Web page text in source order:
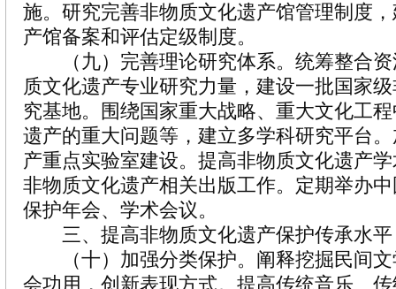
施。研究完善非物质文化遗产馆管理制度
产馆备案和评估定级制度。
（九）完善理论研究体系。统筹整合资
质文化遗产专业研究力量，建设一批国家
究基地。围绕国家重大战略、重大文化工
遗产的重大问题等，建立多学科研究平台
产重点实验室建设。提高非物质文化遗产
非物质文化遗产相关出版工作。定期举办
保护年会、学术会议。
三、提高非物质文化遗产保护传承水平
（十）加强分类保护。阐释挖掘民间文
会功用，创新表现方式。提高传统音乐、